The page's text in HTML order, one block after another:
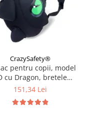
CrazySafety®
pentru copii, model
cu Dragon, bretele
Diverse culori
151,34 Lei